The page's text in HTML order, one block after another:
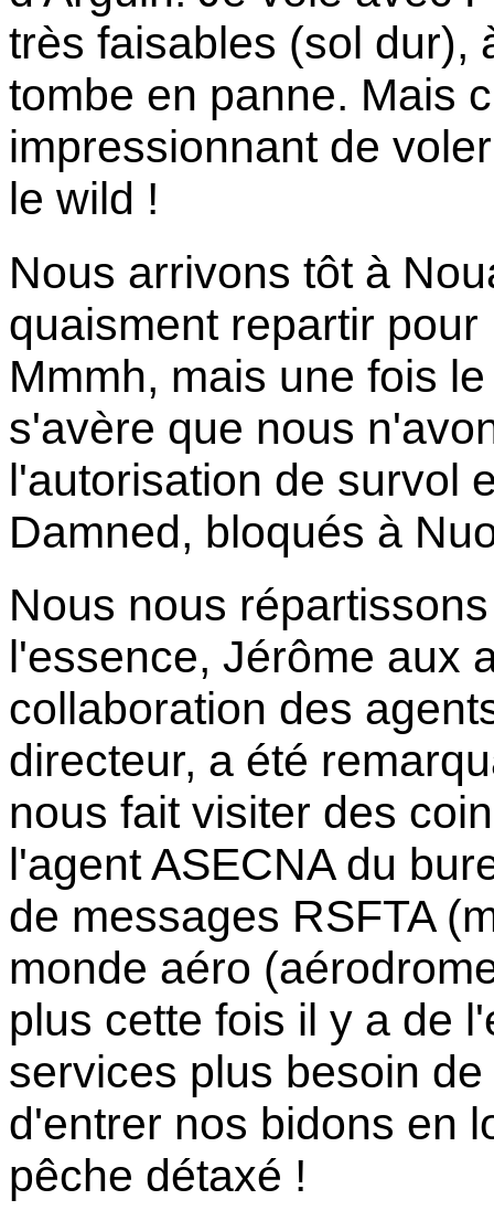
très faisables (sol dur),
tombe en panne. Mais
impressionnant de
le wild !
Nous arrivons tôt à
quaisment repartir
Mmmh, mais une fois
s'avère que nous
l'autorisation de survol
Damned, bloqués à
Nous nous
l'essence, Jérôme aux
collaboration des
directeur, a été
nous fait visiter des
l'agent ASECNA du
de messages RSFTA
monde aéro
plus cette fois il y a de
services plus besoin
d'entrer nos bidons en
pêche détaxé !